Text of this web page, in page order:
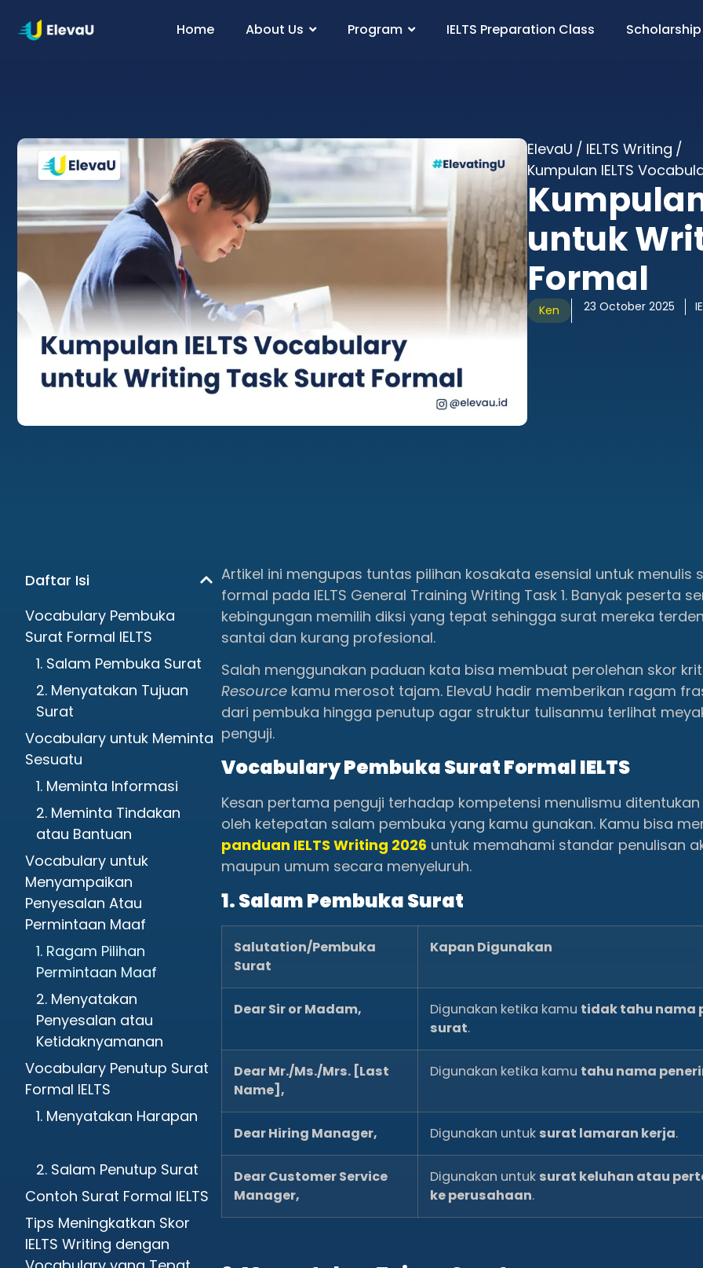
Home About Us Program IELTS Preparation Class
ElevaU / IELTS Writing /
Kumpulan IELTS
untuk
Formal
Ken 23 October 2025
Daftar Isi
Vocabulary Pembuka
Surat Formal IELTS
1. Salam Pembuka Surat
2. Menyatakan Tujuan
Surat
Vocabulary untuk Meminta
Sesuatu
1. Meminta Informasi
2. Meminta Tindakan
atau Bantuan
Vocabulary untuk
Menyampaikan
Penyesalan Atau
Permintaan Maaf
1. Ragam Pilihan
Permintaan Maaf
2. Menyatakan
Penyesalan atau
Ketidaknyamanan
Vocabulary Penutup Surat
Formal IELTS
1. Menyatakan Harapan
2. Salam Penutup Surat
Contoh Surat Formal IELTS
Tips Meningkatkan Skor
IELTS Writing dengan
Artikel ini mengupas tuntas pilihan kosakata esensial untuk menulis
formal pada IELTS General Training Writing Task 1. Banyak peserta
kebingungan memilih diksi yang tepat sehingga surat mereka
santai dan kurang profesional.
Salah menggunakan paduan kata bisa membuat perolehan skor
Resource kamu merosot tajam. ElevaU hadir memberikan ragam
dari pembuka hingga penutup agar struktur tulisanmu terlihat
penguji.
Vocabulary Pembuka Surat Formal IELTS
Kesan pertama penguji terhadap kompetensi menulismu
oleh ketepatan salam pembuka yang kamu gunakan. Kamu bisa
panduan IELTS Writing 2026 untuk memahami standar penulisan
maupun umum secara menyeluruh.
1. Salam Pembuka Surat
Salutation/Pembuka
Surat
Kapan Digunakan
Dear Sir or Madam, Digunakan ketika kamu tidak tahu nama
surat.
Dear Mr./Ms./Mrs. [Last
Name],
Digunakan ketika kamu tahu nama
Dear Hiring Manager, Digunakan untuk surat lamaran kerja.
Dear Customer Service
Manager,
Digunakan untuk surat keluhan atau
ke perusahaan.